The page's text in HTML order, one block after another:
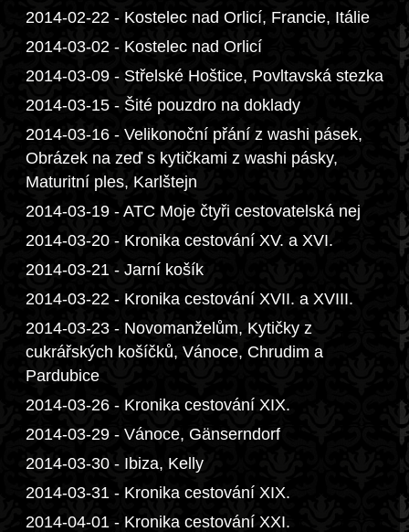
2014-02-22 - Kostelec nad Orlicí, Francie, Itálie
2014-03-02 - Kostelec nad Orlicí
2014-03-09 - Střelské Hoštice, Povltavská stezka
2014-03-15 - Šité pouzdro na doklady
2014-03-16 - Velikonoční přání z washi pásek,
Obrázek na zeď s kytičkami z washi pásky,
Maturitní ples, Karlštejn
2014-03-19 - ATC Moje čtyři cestovatelská nej
2014-03-20 - Kronika cestování XV. a XVI.
2014-03-21 - Jarní košík
2014-03-22 - Kronika cestování XVII. a XVIII.
2014-03-23 - Novomanželům, Kytičky z
cukrářských košíčků, Vánoce, Chrudim a
Pardubice
2014-03-26 - Kronika cestování XIX.
2014-03-29 - Vánoce, Gänserndorf
2014-03-30 - Ibiza, Kelly
2014-03-31 - Kronika cestování XIX.
2014-04-01 - Kronika cestování XXI.